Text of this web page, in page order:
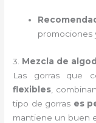
promociones
3. Mezcla de
Las gorras que
flexibles ,
tipo de gorras es
mantiene un buen